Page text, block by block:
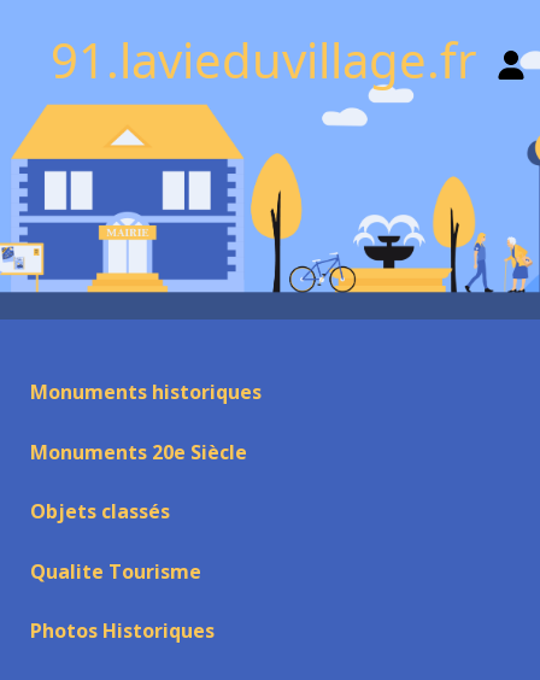
91.lavieduvillage.fr
Monuments historiques
Monuments 20e Siècle
Objets classés
Qualite Tourisme
Photos Historiques